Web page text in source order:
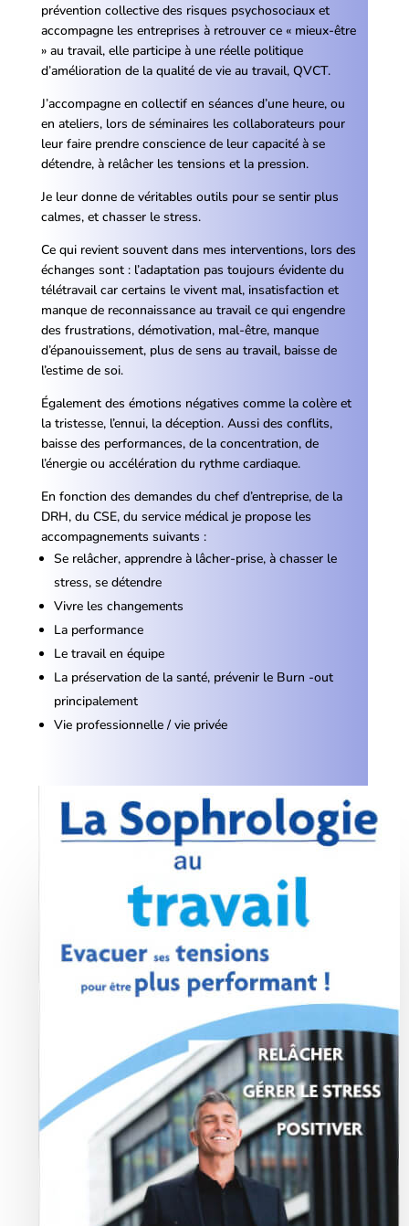
prévention collective des risques psychosociaux et
accompagne les entreprises à retrouver ce « mieux-être
» au travail, elle participe à une réelle politique
d’amélioration de la qualité de vie au travail, QVCT.
J’accompagne en collectif en séances d’une heure, ou
en ateliers, lors de séminaires les collaborateurs pour
leur faire prendre conscience de leur capacité à se
détendre, à relâcher les tensions et la pression.
Je leur donne de véritables outils pour se sentir plus
calmes, et chasser le stress.
Ce qui revient souvent dans mes interventions, lors des
échanges sont : l’adaptation pas toujours évidente du
télétravail car certains le vivent mal, insatisfaction et
manque de reconnaissance au travail ce qui engendre
des frustrations, démotivation, mal-être, manque
d’épanouissement, plus de sens au travail, baisse de
l’estime de soi.
Également des émotions négatives comme la colère et
la tristesse, l’ennui, la déception. Aussi des conflits,
baisse des performances, de la concentration, de
l’énergie ou accélération du rythme cardiaque.
En fonction des demandes du chef d’entreprise, de la
DRH, du CSE, du service médical je propose les
accompagnements suivants :
Se relâcher, apprendre à lâcher-prise, à chasser le
stress, se détendre
Vivre les changements
La performance
Le travail en équipe
La préservation de la santé, prévenir le Burn -out
principalement
Vie professionnelle / vie privée